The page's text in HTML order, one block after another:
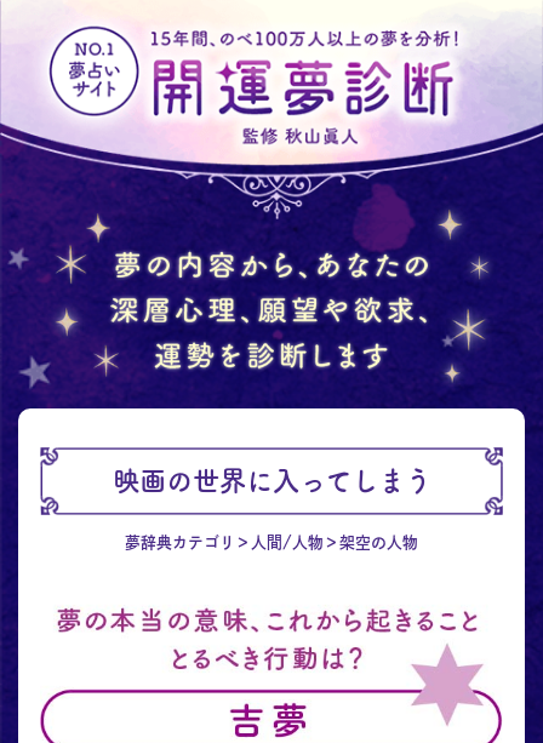
映画の世界に入ってしまう
夢辞典カテゴリ 人間/人物 架空の人物